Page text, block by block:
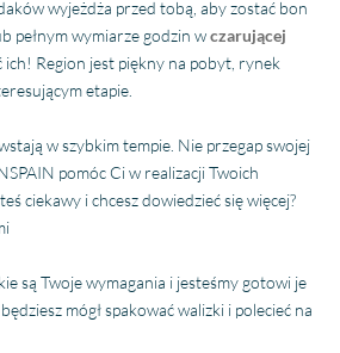
wyjeżdża przed tobą, aby zostać bon
pełnym wymiarze godzin wczarującej
Region jest piękny na pobyt, rynek
etapie.
w szybkim tempie. Nie przegap swojej
pomóc Ci w realizacji Twoich
ciekawy i chcesz dowiedzieć się więcej?
są Twoje wymagania i jesteśmy gotowi je
mógł spakować walizki i polecieć na